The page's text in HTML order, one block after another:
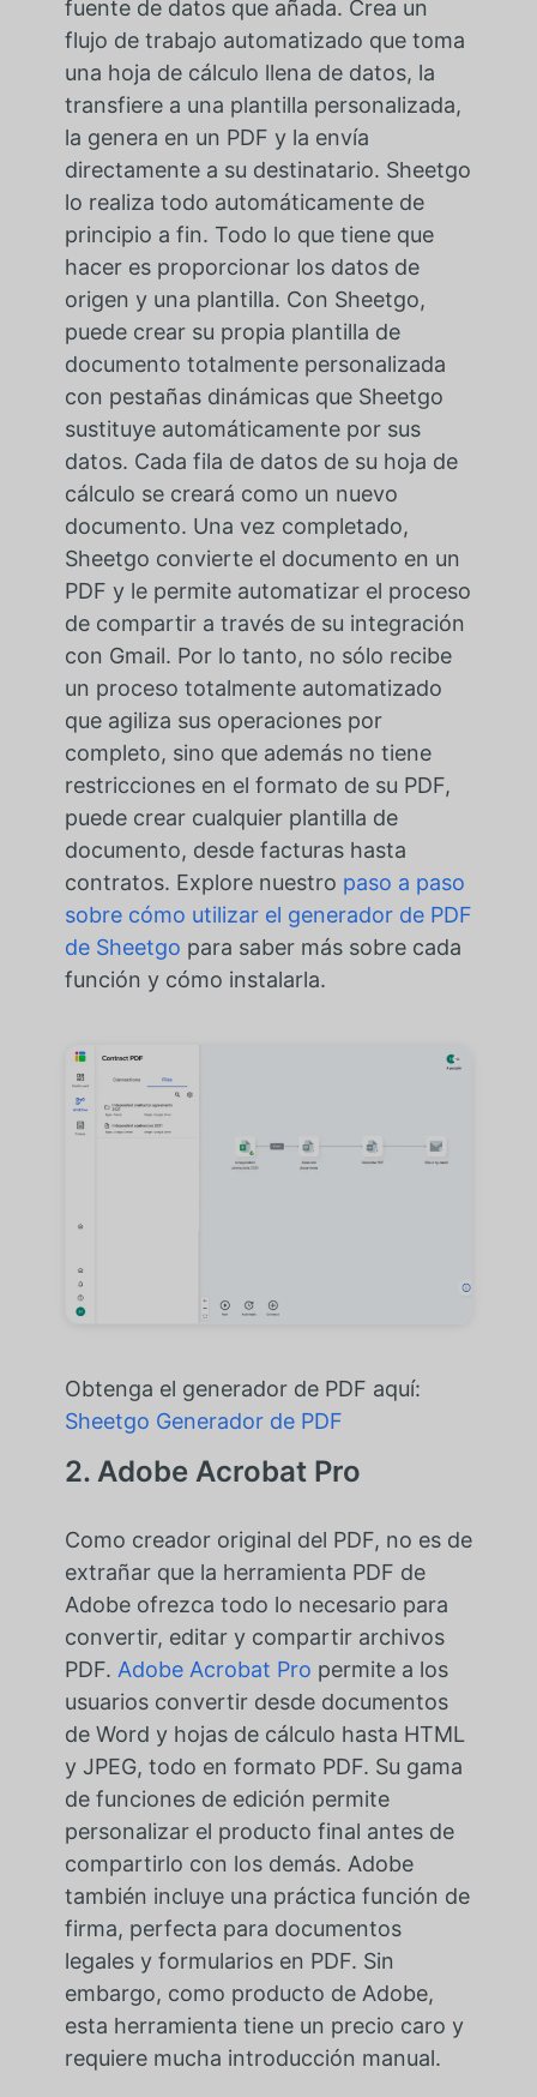
fuente de datos que añada. Crea un
flujo de trabajo automatizado que toma
una hoja de cálculo llena de datos, la
transfiere a una plantilla personalizada,
la genera en un PDF y la envía
directamente a su destinatario. Sheetgo
lo realiza todo automáticamente de
principio a fin. Todo lo que tiene que
hacer es proporcionar los datos de
origen y una plantilla. Con Sheetgo,
puede crear su propia plantilla de
documento totalmente personalizada
con pestañas dinámicas que Sheetgo
sustituye automáticamente por sus
datos. Cada fila de datos de su hoja de
cálculo se creará como un nuevo
documento. Una vez completado,
Sheetgo convierte el documento en un
PDF y le permite automatizar el proceso
de compartir a través de su integración
con Gmail. Por lo tanto, no sólo recibe
un proceso totalmente automatizado
que agiliza sus operaciones por
completo, sino que además no tiene
restricciones en el formato de su PDF,
puede crear cualquier plantilla de
documento, desde facturas hasta
contratos. Explore nuestro paso a paso
sobre cómo utilizar el generador de PDF
de Sheetgo para saber más sobre cada
función y cómo instalarla.
Obtenga el generador de PDF aquí:
Sheetgo Generador de PDF
2. Adobe Acrobat Pro
Como creador original del PDF, no es de
extrañar que la herramienta PDF de
Adobe ofrezca todo lo necesario para
convertir, editar y compartir archivos
PDF. Adobe Acrobat Pro permite a los
usuarios convertir desde documentos
de Word y hojas de cálculo hasta HTML
y JPEG, todo en formato PDF. Su gama
de funciones de edición permite
personalizar el producto final antes de
compartirlo con los demás. Adobe
también incluye una práctica función de
firma, perfecta para documentos
legales y formularios en PDF. Sin
embargo, como producto de Adobe,
esta herramienta tiene un precio caro y
requiere mucha introducción manual.